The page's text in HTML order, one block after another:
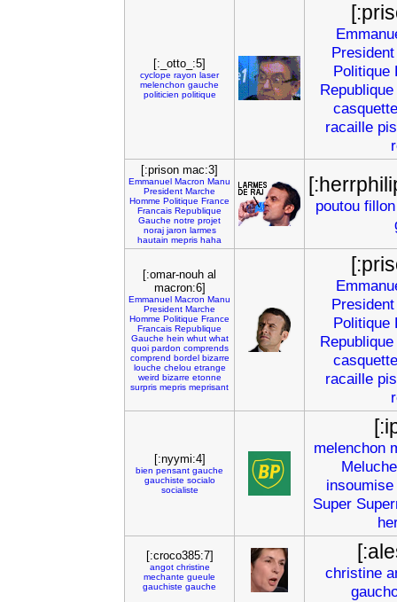
[:_otto_:5]
cyclope rayon laser
melenchon gauche
politicien politique
President
Politique
Republique
casquette
racaille
[:prison mac:3]
Emmanuel Macron Manu
President Marche
Homme Politique France
Francais Republique
Gauche notre projet
noraj jaron larmes
hautain mepris haha
poutou fillon
[:omar-nouh al
macron:6]
Emmanuel Macron Manu
President Marche
Homme Politique France
Francais Republique
Gauche hein whut what
quoi pardon comprends
comprend bordel bizarre
louche chelou etrange
weird bizarre etonne
surpris mepris meprisant
President
Politique
Republique
casquette
racaille
[:nyymi:4]
bien pensant gauche
gauchiste socialo
socialiste
melenchon
Meluche
insoumise
Super
[:croco385:7]
angot christine
mechante gueule
gauchiste gauche
christine